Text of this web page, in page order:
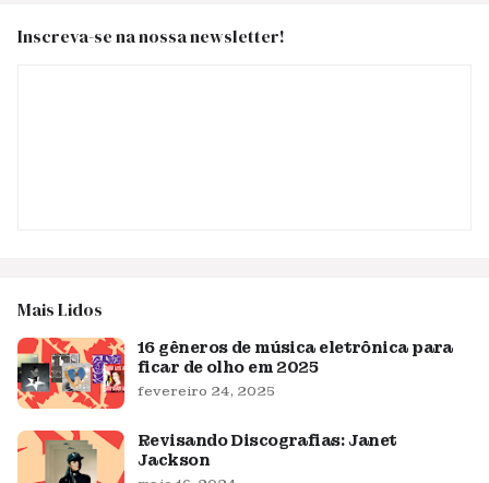
Inscreva-se na nossa newsletter!
Mais Lidos
16 gêneros de música eletrônica para
ficar de olho em 2025
fevereiro 24, 2025
Revisando Discografias: Janet
Jackson